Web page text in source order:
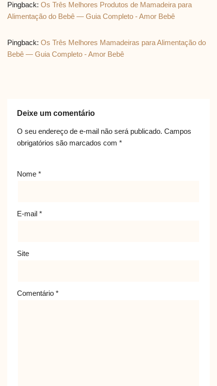
Pingback: Os Três Melhores Produtos de Mamadeira para
Alimentação do Bebê — Guia Completo - Amor Bebê
Pingback: Os Três Melhores Mamadeiras para Alimentação do
Bebê — Guia Completo - Amor Bebê
Deixe um comentário
O seu endereço de e-mail não será publicado. Campos
obrigatórios são marcados com *
Nome *
E-mail *
Site
Comentário *